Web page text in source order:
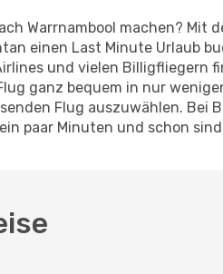
Warrnambool machen? Mit
einen Last Minute Urlaub
und vielen Billigfliegern
ganz bequem in nur
Flug auszuwählen.
paar Minuten und schon